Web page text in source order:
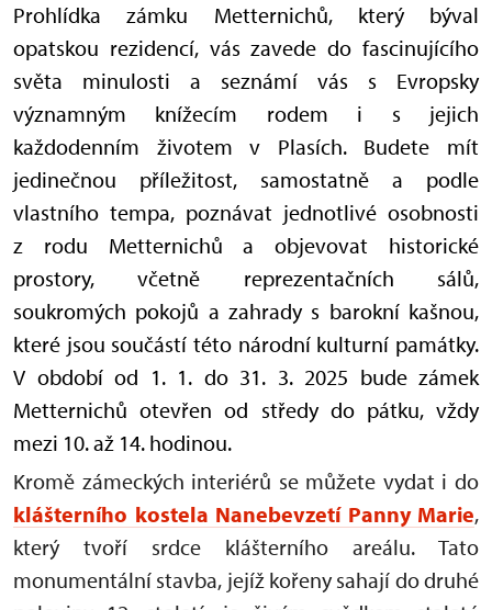
Prohlídka zámku Metternichů, který býval
opatskou rezidencí, vás zavede do fascinujícího
světa minulosti a seznámí vás s Evropsky
významným knížecím rodem i s jejich
každodenním životem v Plasích. Budete mít
jedinečnou příležitost, samostatně a podle
vlastního tempa, poznávat jednotlivé osobnosti
z rodu Metternichů a objevovat historické
prostory, včetně reprezentačních sálů,
soukromých pokojů a zahrady s barokní kašnou,
které jsou součástí této národní kulturní památky.
V období od 1. 1. do 31. 3. 2025 bude zámek
Metternichů otevřen od středy do pátku, vždy
mezi 10. až 14. hodinou.
Kromě zámeckých interiérů se můžete vydat i do
klášterního kostela Nanebevzetí Panny Marie,
který tvoří srdce klášterního areálu. Tato
monumentální stavba, jejíž kořeny sahají do druhé